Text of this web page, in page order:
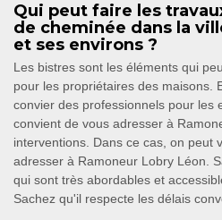
Qui peut faire les
de cheminée dans la
et ses environs ?
Les bistres sont les éléments qui
pour les propriétaires des maisons.
convier des professionnels pour les
convient de vous adresser à
interventions. Dans ce cas, on peut
adresser à Ramoneur Lobry Léon.
qui sont très abordables et
Sachez qu'il respecte les délais